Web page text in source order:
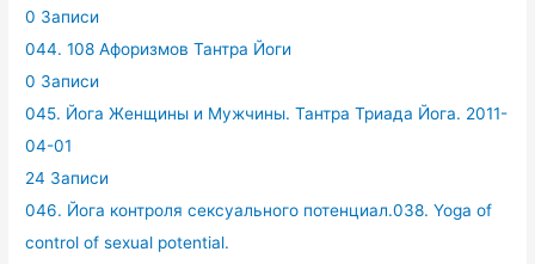
0 Записи
044. 108 Афоризмов Тантра Йоги
0 Записи
045. Йога Женщины и Мужчины. Тантра Триада Йога. 2011-
04-01
24 Записи
046. Йога контроля сексуального потенциал.038. Yoga of
control of sexual potential.